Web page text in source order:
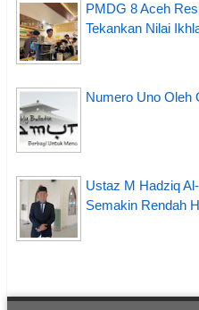
PMDG 8 Aceh
Tekankan Nilai
Numero Uno Oleh
Ustaz M Hadziq
Semakin Rendah